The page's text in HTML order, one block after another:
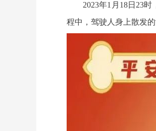
2023年1月18日23
程中，驾驶人身上散发